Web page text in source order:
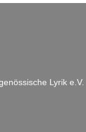
Lyrik e.V.